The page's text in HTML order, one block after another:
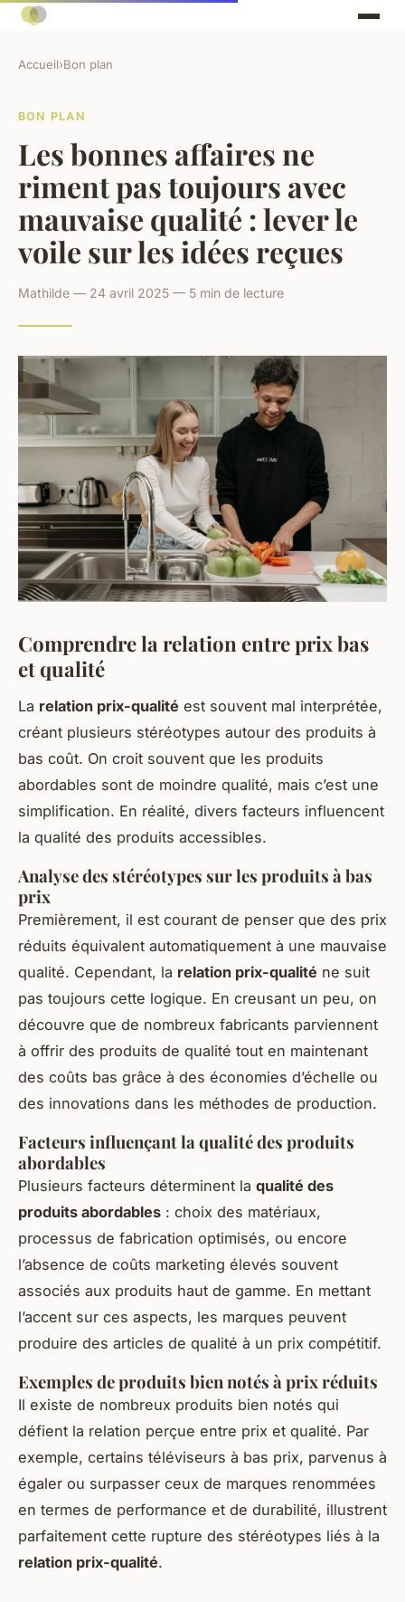
Accueil›Bon plan
BON PLAN
Les bonnes affaires ne
riment pas toujours avec
mauvaise qualité : lever le
voile sur les idées reçues
Mathilde — 24 avril 2025 — 5 min de lecture
Comprendre la relation entre prix bas
et qualité
La relation prix-qualité est souvent mal interprétée,
créant plusieurs stéréotypes autour des produits à
bas coût. On croit souvent que les produits
abordables sont de moindre qualité, mais c’est une
simplification. En réalité, divers facteurs influencent
la qualité des produits accessibles.
Analyse des stéréotypes sur les produits à bas
prix
Premièrement, il est courant de penser que des prix
réduits équivalent automatiquement à une mauvaise
qualité. Cependant, la relation prix-qualité ne suit
pas toujours cette logique. En creusant un peu, on
découvre que de nombreux fabricants parviennent
à offrir des produits de qualité tout en maintenant
des coûts bas grâce à des économies d’échelle ou
des innovations dans les méthodes de production.
Facteurs influençant la qualité des produits
abordables
Plusieurs facteurs déterminent la qualité des
produits abordables : choix des matériaux,
processus de fabrication optimisés, ou encore
l’absence de coûts marketing élevés souvent
associés aux produits haut de gamme. En mettant
l’accent sur ces aspects, les marques peuvent
produire des articles de qualité à un prix compétitif.
Exemples de produits bien notés à prix réduits
Il existe de nombreux produits bien notés qui
défient la relation perçue entre prix et qualité. Par
exemple, certains téléviseurs à bas prix, parvenus à
égaler ou surpasser ceux de marques renommées
en termes de performance et de durabilité, illustrent
parfaitement cette rupture des stéréotypes liés à la
relation prix-qualité.